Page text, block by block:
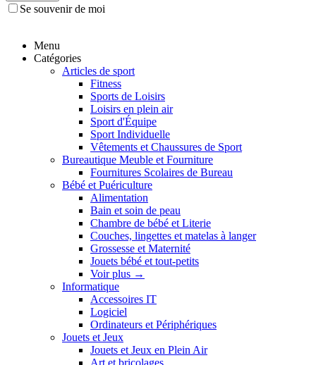
Se souvenir de moi
Menu
Catégories
Articles de sport
Fitness
Sports de Loisirs
Loisirs en plein air
Sport d'Équipe
Sport Individuelle
Vêtements et Chaussures de Sport
Bureautique Meuble et Fourniture
Fournitures Scolaires de Bureau
Bébé et Puériculture
Alimentation
Bain et soin de peau
Chambre de bébé et Literie
Couches, lingettes et matelas à langer
Grossesse et Maternité
Jouets bébé et tout-petits
Voir plus →
Informatique
Accessoires IT
Logiciel
Ordinateurs et Périphériques
Jouets et Jeux
Jouets et Jeux en Plein Air
Art et bricolages